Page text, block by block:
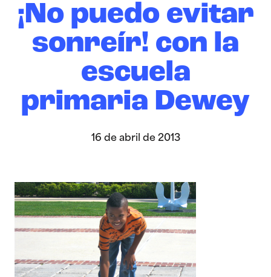
¡No puedo evitar
sonreír! con la
escuela
primaria Dewey
16 de abril de 2013